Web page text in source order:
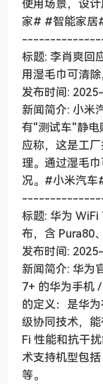
使用场景，设
家# #智能家居
标题: 李肖爽回
用湿毛巾可清
发布时间:
新闻简介: 小米
有"测试车"静电
应称，这是工
理。通过湿毛
况。#小米汽
标题: 华为
布，含 Pura80
发布时间:
新闻简介: 华为
7+ 的华为手机
的定义：是华
级协同技术，
Fi 性能和抗干
术支持机型包
等。